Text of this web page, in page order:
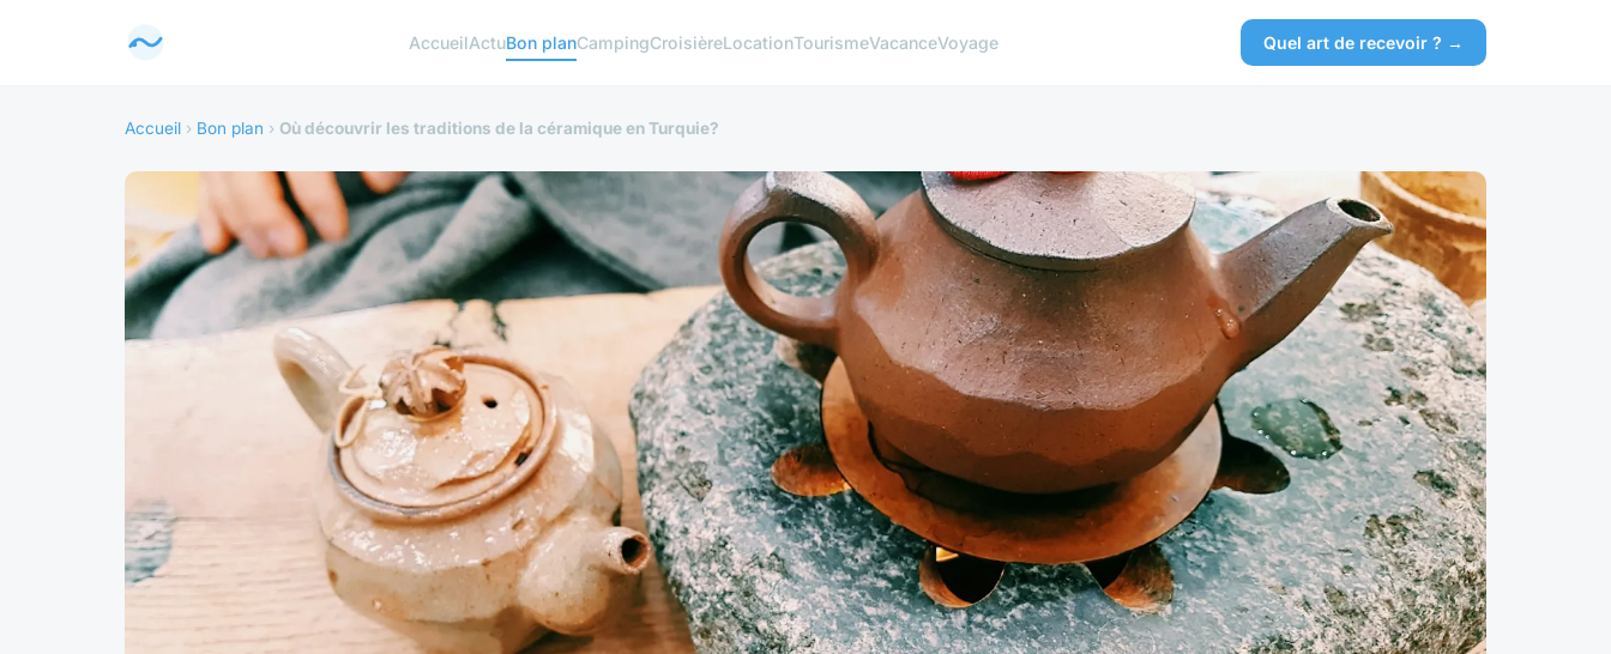
AccueilActuBon planCampingCroisièreLocationTourismeVacanceVoyage Quel art de recevoir ? →
Accueil › Bon plan › Où découvrir les traditions de la céramique en Turquie?